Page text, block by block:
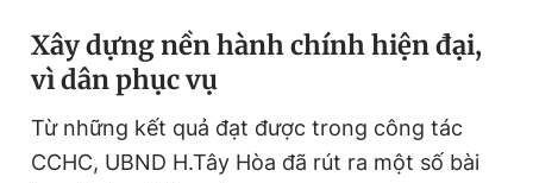
Xây dựng nền hành chính hiện đại,
vì dân phục vụ
Từ những kết quả đạt được trong công tác
CCHC, UBND H.Tây Hòa đã rút ra một số bài